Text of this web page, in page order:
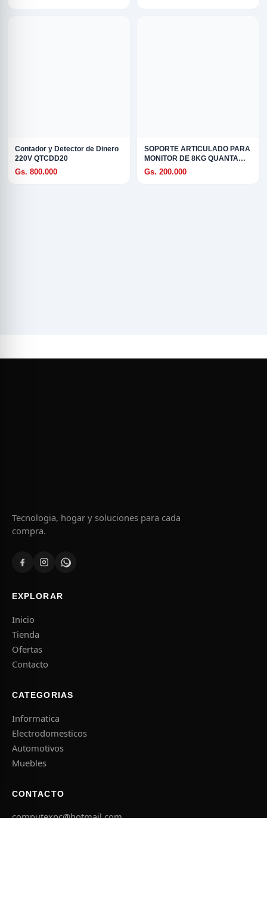
Contador y Detector de Dinero
220V QTCDD20
Gs. 800.000
SOPORTE ARTICULADO PARA
MONITOR DE 8KG QUANTA
QTSAM800
Gs. 200.000
Tecnologia, hogar y soluciones para cada
compra.
EXPLORAR
Inicio
Tienda
Ofertas
Contacto
CATEGORIAS
Informatica
Electrodomesticos
Automotivos
Muebles
CONTACTO
computexpc@hotmail.com